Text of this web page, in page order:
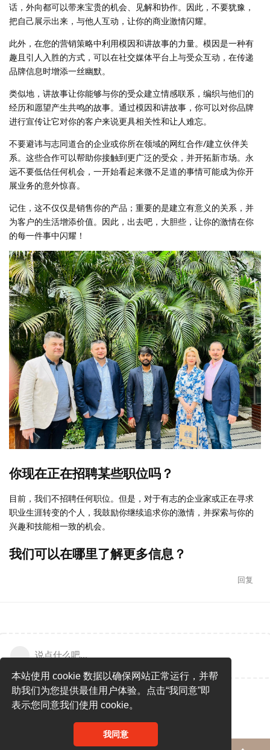
本站使用 cookie 数据以确保网站正常运行，并帮
助我们为您提供最佳用户体验。点击“我同意”即
表示您同意我们使用 cookie。
我同意
话，外向都可以带来宝贵的机会、见解和协作。因此，不要犹豫，
把自己展示出来，与他人互动，让你的商业激情闪耀。
此外，在您的营销策略中利用模因和讲故事的力量。模因是一种有
趣且引人入胜的方式，可以在社交媒体平台上与受众互动，在传递
品牌信息时增添一丝幽默。
类似地，讲故事让你能够与你的受众建立情感联系，编织与他们的
经历和愿望产生共鸣的故事。通过模因和讲故事，你可以对你品牌
进行宣传让它对你的客户来说更具相关性和让人难忘。
不要避讳与志同道合的企业或你所在领域的网红合作/建立伙伴关
系。这些合作可以帮助你接触到更广泛的受众，并开拓新市场。永
远不要低估任何机会，一开始看起来微不足道的事情可能成为你开
展业务的意外惊喜。
记住，这不仅仅是销售你的产品；重要的是建立有意义的关系，并
为客户的生活增添价值。因此，出去吧，大胆些，让你的激情在你
的每一件事中闪耀！
你现在正在招聘某些职位吗？
目前，我们不招聘任何职位。但是，对于有志的企业家或正在寻求
职业生涯转变的个人，我鼓励你继续追求你的激情，并探索与你的
兴趣和技能相一致的机会。
我们可以在哪里了解更多信息？
回复
说点什么吧...